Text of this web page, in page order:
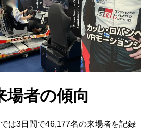
場者の傾向
は3日間で46,177名の来場者を記録